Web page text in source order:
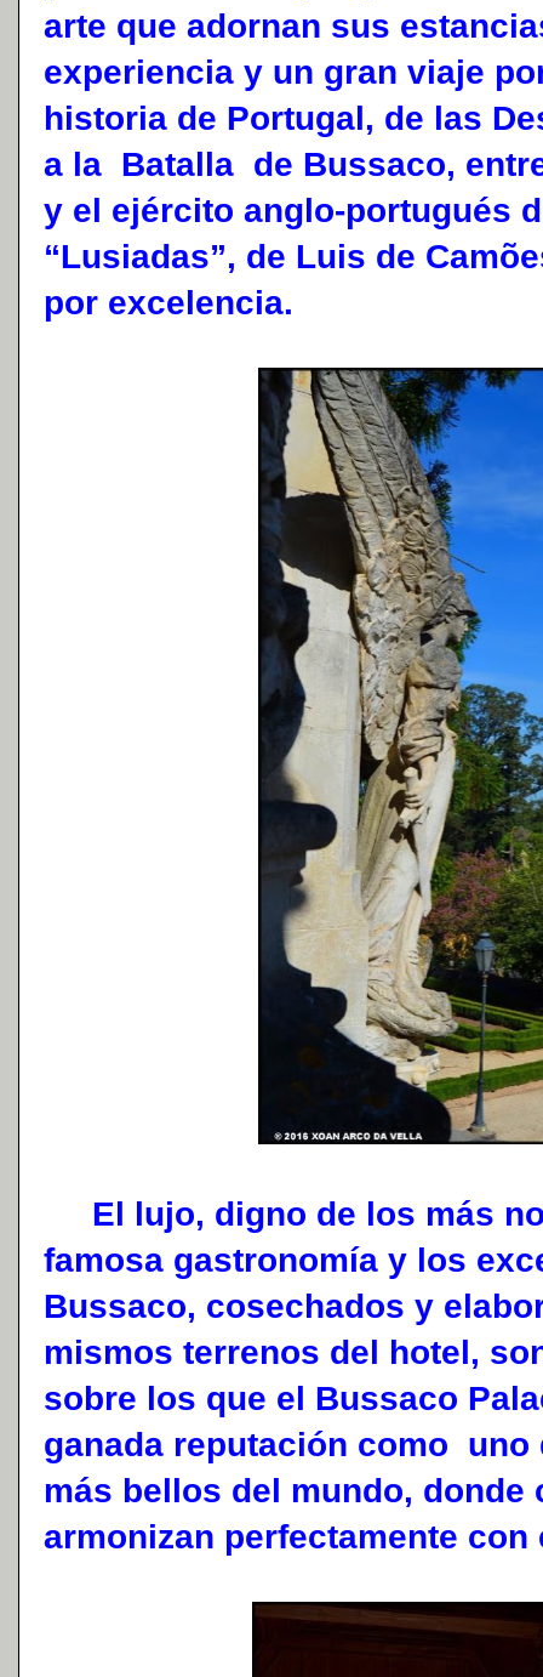
arte que adornan sus
experiencia y un gran viaje
historia de Portugal, de las
a la Batalla de Bussaco,
y el ejército anglo-portugués
“Lusiadas”, de Luis de
por excelencia.
El lujo, digno de los más
famosa gastronomía y los
Bussaco, cosechados y
mismos terrenos del hotel,
sobre los que el Bussaco
ganada reputación como
más bellos del mundo, donde
armonizan perfectamente con